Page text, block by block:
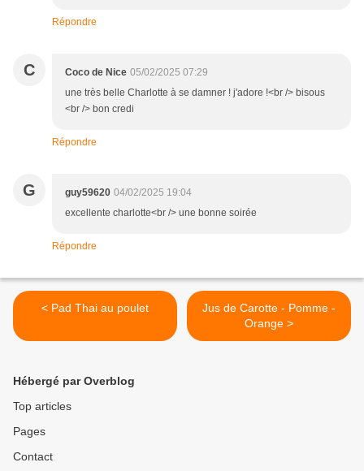
Répondre
C Coco de Nice 05/02/2025 07:29
une très belle Charlotte à se damner ! j'adore !<br /> bisous
<br /> bon credi
Répondre
G guy59620 04/02/2025 19:04
excellente charlotte<br /> une bonne soirée
Répondre
< Pad Thai au poulet
Jus de Carotte - Pomme -
Orange >
Hébergé par Overblog
Top articles
Pages
Contact